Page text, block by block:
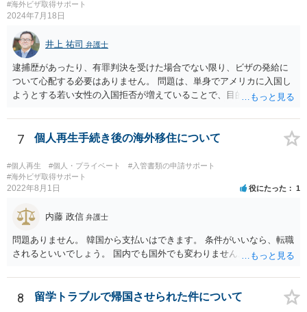
#海外ビザ取得サポート
2024年7月18日
井上 祐司 弁護士
逮捕歴があったり、有罪判決を受けた場合でない限り、ビザの発給に
ついて心配する必要はありません。 問題は、単身でアメリカに入国し
ようとする若い女性の入国拒否が増えていることで、目的・滞在期
に渡米歴がある場合には過去に訪問した場所等を細かく聞かれ、その
中に矛盾があると入国を拒否される事例が実際に数多く見聞きされて
す。
7 個人再生手続き後の海外移住について
#個人再生 #個人・プライベート
#入管書類の申請サポート
#海外ビザ取得サポート
2022年8月1日 役にたった 1
内藤 政信 弁護士
問題ありません。 韓国から支払いはできます。 条件がいいなら、転職
されるといいでしょう。 国内でも国外でも変わりません。
8 留学トラブルで帰国させられた件について